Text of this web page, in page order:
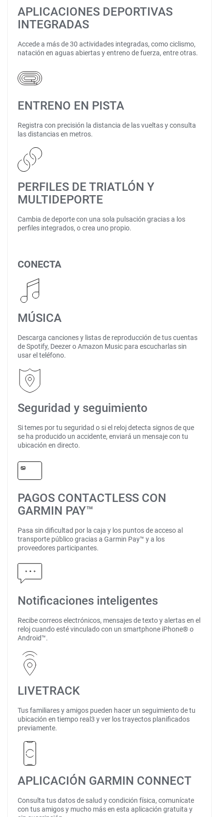
APLICACIONES DEPORTIVAS
INTEGRADAS
Accede a más de 30 actividades integradas, como ciclismo,
natación en aguas abiertas y entreno de fuerza, entre otras.
ENTRENO EN PISTA
Registra con precisión la distancia de las vueltas y consulta
las distancias en metros.
PERFILES DE TRIATLÓN Y
MULTIDEPORTE
Cambia de deporte con una sola pulsación gracias a los
perfiles integrados, o crea uno propio.
CONECTA
MÚSICA
Descarga canciones y listas de reproducción de tus cuentas
de Spotify, Deezer o Amazon Music para escucharlas sin
usar el teléfono.
Seguridad y seguimiento
Si temes por tu seguridad o si el reloj detecta signos de que
se ha producido un accidente, enviará un mensaje con tu
ubicación en directo.
PAGOS CONTACTLESS CON
GARMIN PAY™
Pasa sin dificultad por la caja y los puntos de acceso al
transporte público gracias a Garmin Pay™ y a los
proveedores participantes.
Notificaciones inteligentes
Recibe correos electrónicos, mensajes de texto y alertas en el
reloj cuando esté vinculado con un smartphone iPhone® o
Android™.
LIVETRACK
Tus familiares y amigos pueden hacer un seguimiento de tu
ubicación en tiempo real3 y ver los trayectos planificados
previamente.
APLICACIÓN GARMIN CONNECT
Consulta tus datos de salud y condición física, comunícate
con tus amigos y mucho más en esta aplicación gratuita y